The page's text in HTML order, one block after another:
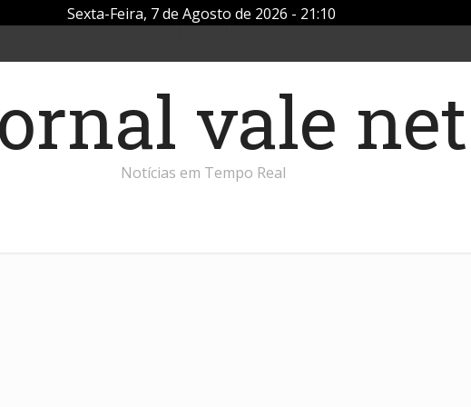
Sexta-Feira, 7 de Agosto de 2026 - 21:10
Notícias em Tempo Real